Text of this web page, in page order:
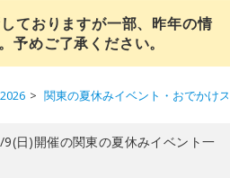
ておりますが一部、昨年の情
予めご了承ください。
関東の夏休みイベント・おでかけ
日)開催の関東の夏休みイベント一